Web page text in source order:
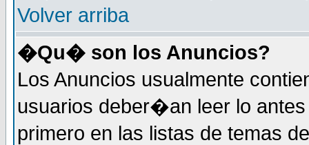
Volver arriba
�Qu� son los Anuncios?
Los Anuncios usualmente
usuarios deber�an leer lo
primero en las listas de temas